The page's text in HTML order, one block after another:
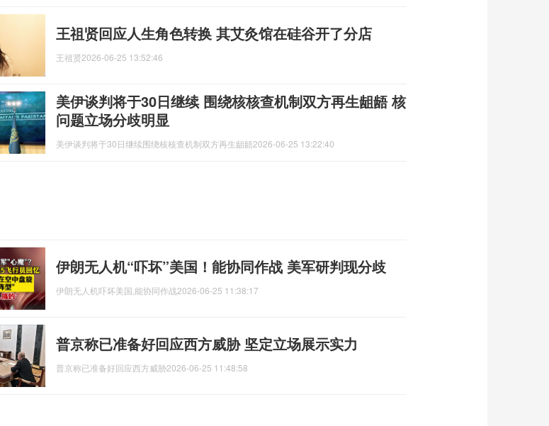
王祖贤回应人生角色转换 其艾灸馆在硅谷开了分店
王祖贤2026-06-25 13:52:46
美伊谈判将于30日继续 围绕核核查机制双方再生龃龉 核
问题立场分歧明显
美伊谈判将于30日继续围绕核核查机制双方再生龃龉2026-06-25 13:22:40
伊朗无人机“吓坏”美国！能协同作战 美军研判现分歧
伊朗无人机吓坏美国,能协同作战2026-06-25 11:38:17
普京称已准备好回应西方威胁 坚定立场展示实力
普京称已准备好回应西方威胁2026-06-25 11:48:58